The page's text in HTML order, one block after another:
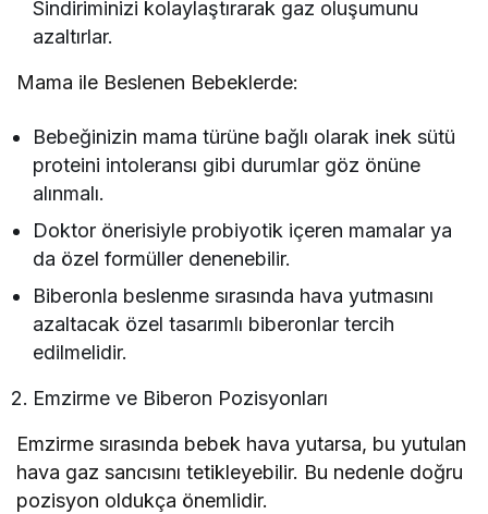
Sindiriminizi kolaylaştırarak gaz oluşumunu
azaltırlar.
Mama ile Beslenen Bebeklerde:
Bebeğinizin mama türüne bağlı olarak inek sütü
proteini intoleransı gibi durumlar göz önüne
alınmalı.
Doktor önerisiyle probiyotik içeren mamalar ya
da özel formüller denenebilir.
Biberonla beslenme sırasında hava yutmasını
azaltacak özel tasarımlı biberonlar tercih
edilmelidir.
Emzirme ve Biberon Pozisyonları
Emzirme sırasında bebek hava yutarsa, bu yutulan
hava gaz sancısını tetikleyebilir. Bu nedenle doğru
pozisyon oldukça önemlidir.